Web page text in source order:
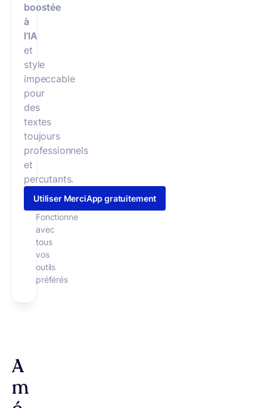
boostée
à
l’IA
et
style
impeccable
pour
des
textes
toujours
professionnels
et
percutants.
Utiliser MerciApp gratuitement
Fonctionne
avec
tous
vos
outils
préférés
A
m